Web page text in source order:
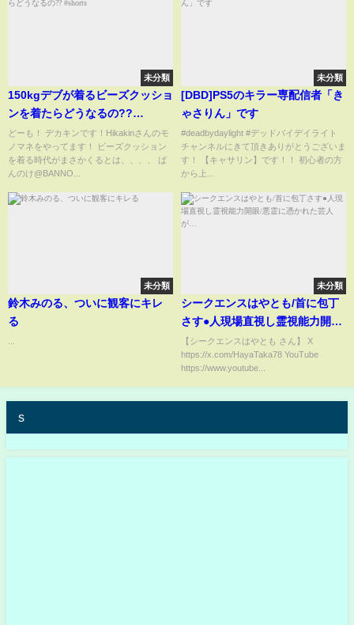
未分類
150kgデブが着るビーズクッショ
ンを着たらどうなるの??
#shorts
どーも！ デカキンです！Hikakinさんのモ
ノマネをやってます！ ビーズクッション
を着る時代がまさかくるとは、、、、 ば
んのけ@BANNO...
未分類
[DBD]PS5のキラー専配信者「き
ゃさりん」です
#deadbydaylight #デッドバイデイライト
チャンネルにきて頂きありがとうございま
す！ 【キャサリン】です！！ 初心者の方
から上...
未分類
鈴木みのる、ついに観客にキレ
る
未分類
シークエンスはやとも/首に包丁
さす●人現場直視し霊視能力開眼/
悪霊に憑かれた芸人が…
【シークエンスはやとも さん】 X
https://x.com/HayaTaka78 YouTube
https://www.youtube...
s